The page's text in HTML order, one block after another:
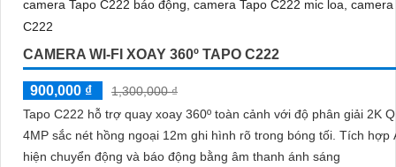
CAMERA WI-FI XOAY 360º TAPO C222
900,000 ₫
1,300,000 ₫
Tapo C222 hỗ trợ quay xoay 360º toàn cảnh với độ phân giải 2K
4MP sắc nét hồng ngoại 12m ghi hình rõ trong bóng tối. Tích hợp AI phát
hiện chuyển động và báo động bằng âm thanh ánh sáng